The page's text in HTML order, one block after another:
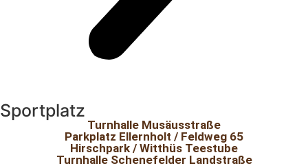
Sportplatz
Turnhalle Musäusstraße
Parkplatz Ellernholt / Feldweg 65
Hirschpark / Witthüs Teestube
Turnhalle Schenefelder Landstraße